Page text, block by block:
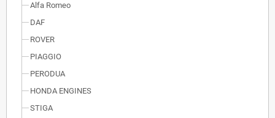
Alfa Romeo
DAF
ROVER
PIAGGIO
PERODUA
HONDA ENGINES
STIGA